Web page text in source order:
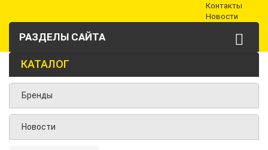
Контакты
Новости
РАЗДЕЛЫ САЙТА
КАТАЛОГ
Бренды
Новости